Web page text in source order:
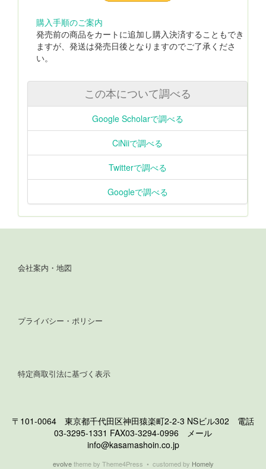
購入手順のご案内
発売前の商品をカートに追加し購入決済することもでき
ますが、発送は発売日後となりますのでご了承くださ
い。
この本について調べる
Google Scholarで調べる
CiNiiで調べる
Twitterで調べる
Googleで調べる
会社案内・地図
プライバシー・ポリシー
特定商取引法に基づく表示
〒101-0064 東京都千代田区神田猿楽町2-2-3 NSビル302 電話
03-3295-1331 FAX03-3294-0996 メール
info@kasamashoin.co.jp
evolvetheme by Theme4Press • customed by Homely